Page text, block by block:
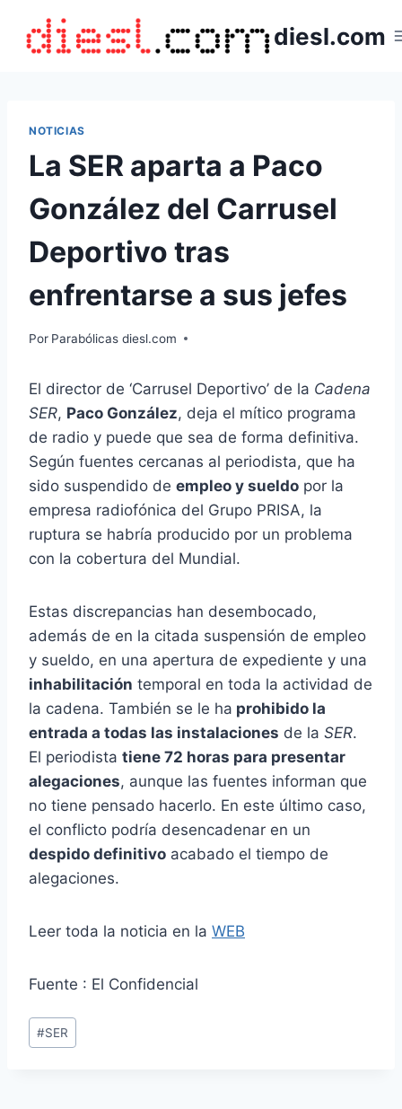
contenido
diesl.com
NOTICIAS
La SER aparta a Paco
González del Carrusel
Deportivo tras
enfrentarse a sus jefes
Por Parabólicas diesl.com
El director de ‘Carrusel Deportivo’ de la Cadena
SER, Paco González, deja el mítico programa
de radio y puede que sea de forma definitiva.
Según fuentes cercanas al periodista, que ha
sido suspendido de empleo y sueldo por la
empresa radiofónica del Grupo PRISA, la
ruptura se habría producido por un problema
con la cobertura del Mundial.
Estas discrepancias han desembocado,
además de en la citada suspensión de empleo
y sueldo, en una apertura de expediente y una
inhabilitación temporal en toda la actividad de
la cadena. También se le ha prohibido la
entrada a todas las instalaciones de la SER.
El periodista tiene 72 horas para presentar
alegaciones, aunque las fuentes informan que
no tiene pensado hacerlo. En este último caso,
el conflicto podría desencadenar en un
despido definitivo acabado el tiempo de
alegaciones.
Leer toda la noticia en la WEB
Fuente : El Confidencial
Etiquetas
de
#SER